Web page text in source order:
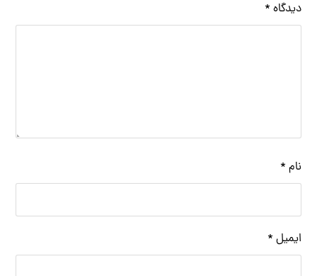
دیدگاه *
نام *
ایمیل *